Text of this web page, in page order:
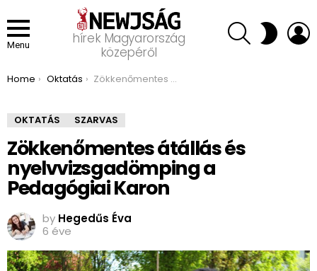
Menu
hírek Magyarország
közepéről
SEARCH SWITCH
SKIN
You are here:
Home Oktatás Zökkenőmentes átállás és nyelvvizsgadömping a Pedagógiai Karon
OKTATÁS SZARVAS
Zökkenőmentes átállás és
nyelvvizsgadömping a
Pedagógiai Karon
by Hegedűs Éva
6 éve